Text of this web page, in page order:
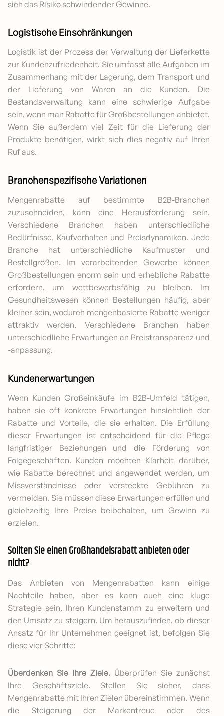
sich das Risiko schwindender Gewinne.
Logistische Einschränkungen
Logistik ist der Prozess der Verwaltung der Lieferkette
zur Kundenzufriedenheit. Sie umfasst alle Aufgaben im
Zusammenhang mit der Lagerung, dem Transport und
der Lieferung von Waren an die Kunden. Die
Bestandsverwaltung kann eine schwierige Aufgabe
sein, wenn man Rabatte für Großbestellungen anbietet.
Wenn Sie außerdem viel Zeit für die Lieferung der
Produkte benötigen, wirkt sich dies negativ auf Ihren
Ruf aus.
Branchenspezifische Variationen
Mengenrabatte auf bestimmte B2B-Branchen
zuzuschneiden, kann eine Herausforderung sein.
Verschiedene Branchen haben unterschiedliche
Bedürfnisse, Kaufverhalten und Preisdynamiken. Jede
Branche hat unterschiedliche Kaufmuster und
Bestellgrößen. Im verarbeitenden Gewerbe können
Großbestellungen enorm sein und erhebliche Rabatte
erfordern, um wettbewerbsfähig zu bleiben. Im
Gesundheitswesen können Bestellungen häufig, aber
kleiner sein, wodurch mengenbasierte Rabatte weniger
attraktiv werden. Verschiedene Branchen haben
unterschiedliche Erwartungen an Preistransparenz und
-anpassung.
Kundenerwartungen
Wenn Kunden Großeinkäufe im B2B-Umfeld tätigen,
haben sie oft konkrete Erwartungen hinsichtlich der
Rabatte und Vorteile, die sie erhalten. Die Erfüllung
dieser Erwartungen ist entscheidend für die Pflege
langfristiger Beziehungen und die Förderung von
Folgegeschäften. Kunden möchten Klarheit darüber,
wie Rabatte berechnet und angewendet werden, um
Missverständnisse oder versteckte Gebühren zu
vermeiden. Sie müssen diese Erwartungen erfüllen und
gleichzeitig Ihre Preise beibehalten, um Gewinn zu
erzielen.
Sollten Sie einen Großhandelsrabatt anbieten oder
nicht?
Das Anbieten von Mengenrabatten kann einige
Nachteile haben, aber es kann auch eine kluge
Strategie sein, Ihren Kundenstamm zu erweitern und
den Umsatz zu steigern. Um herauszufinden, ob dieser
Ansatz für Ihr Unternehmen geeignet ist, befolgen Sie
diese vier Schritte:
Überdenken Sie Ihre Ziele. Überprüfen Sie zunächst
Ihre Geschäftsziele. Stellen Sie sicher, dass
Mengenrabatte mit Ihren Zielen übereinstimmen. Wenn
die Steigerung der Markentreue oder des